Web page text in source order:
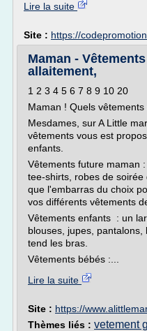
Lire la suite
Site : https://
Maman -
allaitement,
1 2 3 4 5 6 7 8 9 10 20
Maman ! Quels
Mesdames, sur A Little
vêtements vous est
enfants.
Vêtements future maman
tee-shirts, robes de
que l'embarras du choix
vos différents vêtements
Vêtements enfants : un
blouses, jupes,
tend les bras.
Vêtements bébés :...
Lire la suite
Site : https://
Thèmes liés : vetement